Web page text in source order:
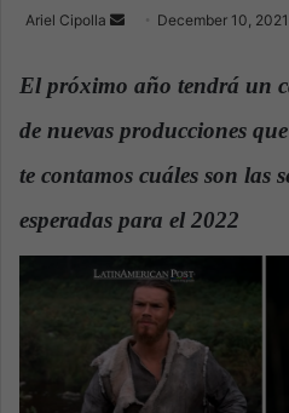
Ariel Cipolla
n
a
m
a
i
December 10, 2021
El próximo año tendrá un
de nuevas producciones
te contamos cuáles son las
esperadas para el 2022